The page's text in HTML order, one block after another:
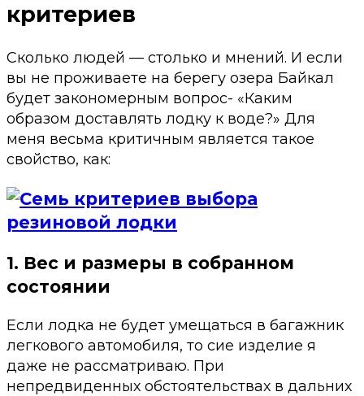
критериев
Сколько людей — столько и мнений. И если
вы не проживаете на берегу озера Байкал
будет закономерным вопрос- «Каким
образом доставлять лодку к воде?» Для
меня весьма критичным является такое
свойство, как:
1. Вес и размеры в собранном
состоянии
Если лодка не будет умещаться в багажник
легкового автомобиля, то сие изделие я
даже не рассматриваю. При
непредвиденных обстоятельствах в дальних